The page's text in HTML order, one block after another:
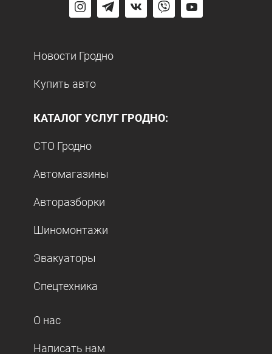
Новости Гродно
Купить авто
КАТАЛОГ УСЛУГ ГРОДНО:
СТО Гродно
Автомагазины
Авторазборки
Шиномонтажи
Эвакуаторы
Спецтехника
О нас
Написать нам